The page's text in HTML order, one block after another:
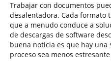
Trabajar con documentos
desalentadora. Cada formato
que a menudo conduce a
de descargas de software
buena noticia es que hay
proceso sea menos